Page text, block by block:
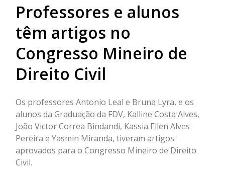
Professores e alunos
têm artigos no
Congresso Mineiro de
Direito Civil
Os professores Antonio Leal e Bruna Lyra, e os
alunos da Graduação da FDV, Kalline Costa Alves,
João Victor Correa Bindandi, Kassia Ellen Alves
Pereira e Yasmin Miranda, tiveram artigos
aprovados para o Congresso Mineiro de Direito
Civil.